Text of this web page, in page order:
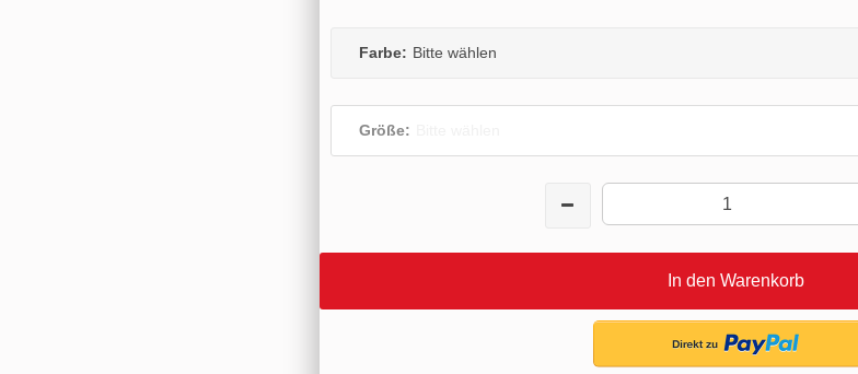
Farbe: Bitte wählen
Größe:
In den Warenkorb